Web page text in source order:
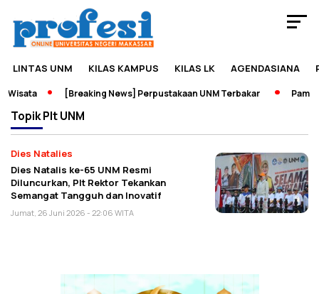
LINTAS UNM KILAS KAMPUS KILAS LK AGENDASIANA
[Breaking News] Perpustakaan UNM Terbakar
TopikPlt UNM
Dies Natalies
Dies Natalis ke-65 UNM Resmi
Diluncurkan, Plt Rektor Tekankan
Semangat Tangguh dan Inovatif
Jumat, 26 Juni 2026 - 22:06 WITA